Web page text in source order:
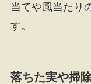
当てや風当たり
す。
落ちた実や掃